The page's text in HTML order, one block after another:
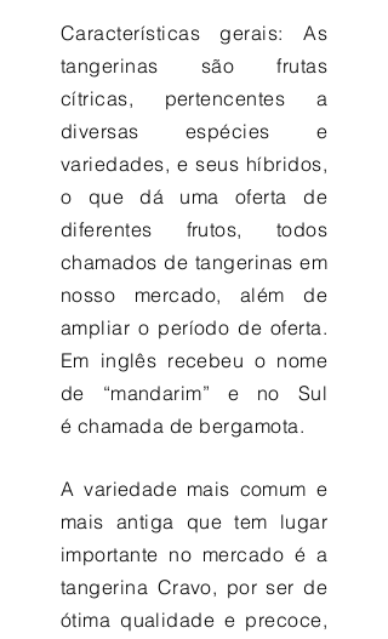
Características gerais: As
tangerinas são frutas
cítricas, pertencentes a
diversas espécies e
variedades, e seus híbridos,
o que dá uma oferta de
diferentes frutos, todos
chamados de tangerinas em
nosso mercado, além de
ampliar o período de oferta.
Em inglês recebeu o nome
de “mandarim” e no Sul
é chamada de bergamota.
A variedade mais comum e
mais antiga que tem lugar
importante no mercado é a
tangerina Cravo, por ser de
ótima qualidade e precoce,